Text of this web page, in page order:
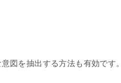
図を抽出する方法も有効です。